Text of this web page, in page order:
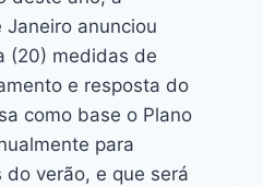
Janeiro anunciou
(20) medidas de
e resposta do
como base o Plano
para
verão, e que será